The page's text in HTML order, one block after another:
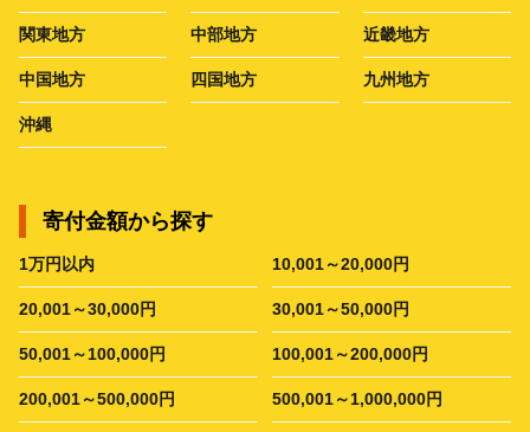
関東地方 中部地方 近畿地方
中国地方 四国地方 九州地方
沖縄
寄付金額から探す
1万円以内 10,001～20,000円
20,001～30,000円 30,001～50,000円
50,001～100,000円 100,001～200,000円
200,001～500,000円 500,001～1,000,000円